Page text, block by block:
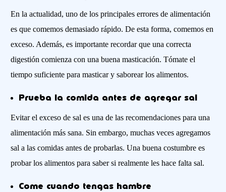
En la actualidad, uno de los principales errores de alimentación
es que comemos demasiado rápido. De esta forma, comemos en
exceso. Además, es importante recordar que una correcta
digestión comienza con una buena masticación. Tómate el
tiempo suficiente para masticar y saborear los alimentos.
Prueba la comida antes de agregar sal
Evitar el exceso de sal es una de las recomendaciones para una
alimentación más sana. Sin embargo, muchas veces agregamos
sal a las comidas antes de probarlas. Una buena costumbre es
probar los alimentos para saber si realmente les hace falta sal.
Come cuando tengas hambre